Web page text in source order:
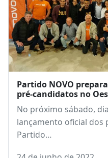
Partido NOVO
pré-candidatos no
No próximo sábado,
lançamento oficial dos